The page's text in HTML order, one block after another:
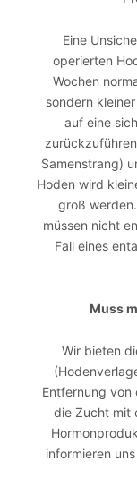
Eine
operierten
Wochen
sondern
auf eine
Samenstrang)
Hoden wird
groß
müssen nicht
Fall eines
Muss
Wir bieten
Entfernung von
die Zucht mit
informieren